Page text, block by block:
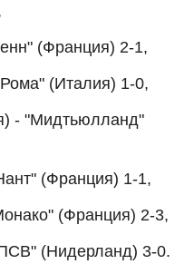
(Франция) 2-1,
(Италия) 1-0,
- "Мидтьюлланд"
(Франция) 1-1,
(Франция) 2-3,
(Нидерланд) 3-0.